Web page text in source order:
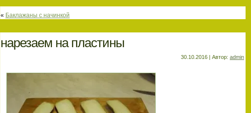
« Баклажаны с начинкой
нарезаем на пластины
30.10.2016 | Автор: admin